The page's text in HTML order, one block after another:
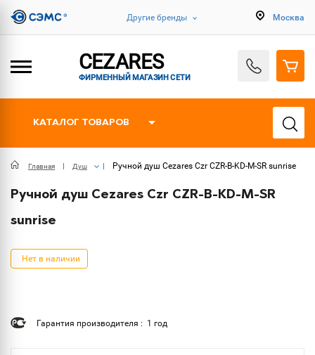
Другие бренды Москва
CEZARES
ФИРМЕННЫЙ МАГАЗИН СЕТИ
КАТАЛОГ ТОВАРОВ
Главная Душ Ручной душ Cezares Czr CZR-B-KD-M-SR sunrise
Ручной душ Cezares Czr CZR-B-KD-M-SR
sunrise
Нет в наличии
Гарантия производителя : 1 год